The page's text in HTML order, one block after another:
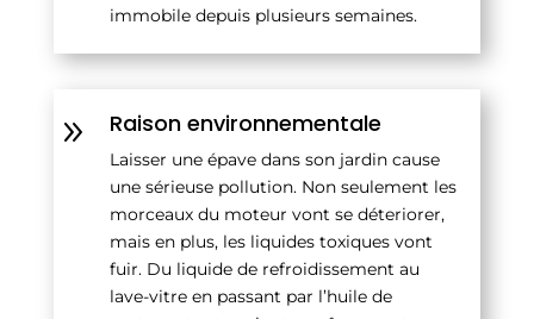
immobile depuis plusieurs semaines.
9 Raison environnementale
Laisser une épave dans son jardin cause
une sérieuse pollution. Non seulement les
morceaux du moteur vont se déteriorer,
mais en plus, les liquides toxiques vont
fuir. Du liquide de refroidissement au
lave-vitre en passant par l’huile de